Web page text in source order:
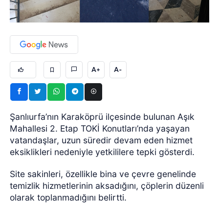
A+ A-
Şanlıurfa’nın Karaköprü ilçesinde bulunan Aşık
Mahallesi 2. Etap TOKİ Konutları’nda yaşayan
vatandaşlar, uzun süredir devam eden hizmet
eksiklikleri nedeniyle yetkililere tepki gösterdi.
Site sakinleri, özellikle bina ve çevre genelinde
temizlik hizmetlerinin aksadığını, çöplerin düzenli
olarak toplanmadığını belirtti.